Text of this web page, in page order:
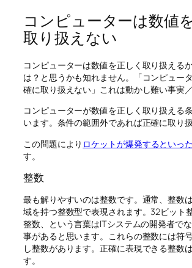
コンピューターは数値
取り扱えない
コンピューターは数値を正しく取り扱える
は？と思うかも知れません。「コンピュー
確に取り扱えない」これは動かし難い事実／
コンピューターが数値を正しく取り扱える
います。条件の範囲外であれば正確に取り扱
この問題により ロケットが爆発するといっ
す。
整数
最も解りやすいのは整数です。通常、整数
域を持つ整数型で表現されます。32ビット
整数、という言葉はITシステムの開発者で
事があると思います。これらの整数には符
し整数があります。正確に表現できる整数
す。